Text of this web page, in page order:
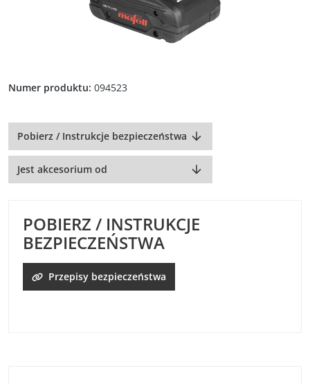
Numer produktu: 094523
Pobierz / Instrukcje bezpieczeństwa
Jest akcesorium od
POBIERZ / INSTRUKCJE
BEZPIECZEŃSTWA
Przepisy bezpieczeństwa